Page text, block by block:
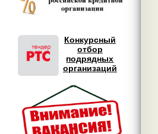
Конкурсный
отбор
подрядных
организаций